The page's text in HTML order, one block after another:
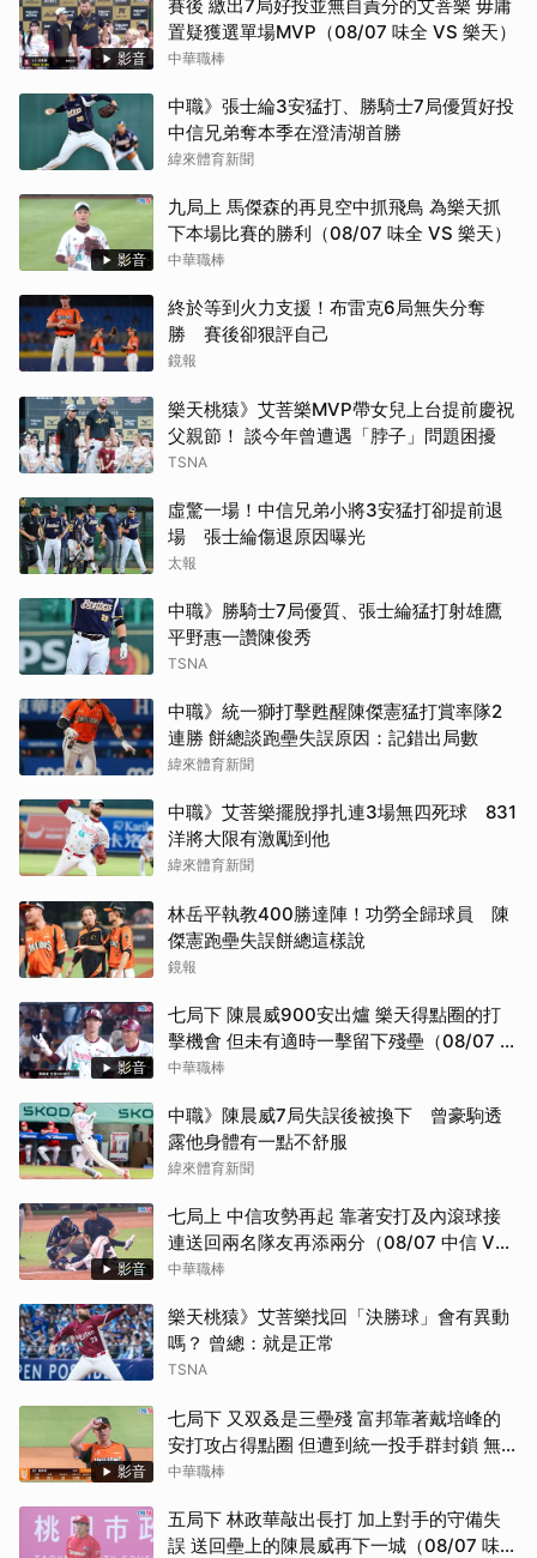
影音
賽後 繳出7局好投並無自責分的艾菩樂 毋庸
置疑獲選單場MVP（08/07 味全 VS 樂天）
中華職棒
中職》張士綸3安猛打、勝騎士7局優質好投
中信兄弟奪本季在澄清湖首勝
緯來體育新聞
影音
九局上 馬傑森的再見空中抓飛鳥 為樂天抓
下本場比賽的勝利（08/07 味全 VS 樂天）
中華職棒
終於等到火力支援！布雷克6局無失分奪
勝 賽後卻狠評自己
鏡報
樂天桃猿》艾菩樂MVP帶女兒上台提前慶祝
父親節！ 談今年曾遭遇「脖子」問題困擾
TSNA
虛驚一場！中信兄弟小將3安猛打卻提前退
場 張士綸傷退原因曝光
太報
中職》勝騎士7局優質、張士綸猛打射雄鷹
平野惠一讚陳俊秀
TSNA
中職》統一獅打擊甦醒陳傑憲猛打賞率隊2
連勝 餅總談跑壘失誤原因：記錯出局數
緯來體育新聞
中職》艾菩樂擺脫掙扎連3場無四死球 831
洋將大限有激勵到他
緯來體育新聞
林岳平執教400勝達陣！功勞全歸球員 陳
傑憲跑壘失誤餅總這樣說
鏡報
影音
七局下 陳晨威900安出爐 樂天得點圈的打
擊機會 但未有適時一擊留下殘壘（08/07 味
全 VS 樂天）
中華職棒
中職》陳晨威7局失誤後被換下 曾豪駒透
露他身體有一點不舒服
緯來體育新聞
影音
七局上 中信攻勢再起 靠著安打及內滾球接
連送回兩名隊友再添兩分（08/07 中信 VS
台鋼）
中華職棒
樂天桃猿》艾菩樂找回「決勝球」會有異動
嗎？ 曾總：就是正常
TSNA
影音
七局下 又双叒是三壘殘 富邦靠著戴培峰的
安打攻占得點圈 但遭到統一投手群封鎖 無
法攻下分數（08/07 統一 VS 富邦）
中華職棒
五局下 林政華敲出長打 加上對手的守備失
誤 送回壘上的陳晨威再下一城（08/07 味全